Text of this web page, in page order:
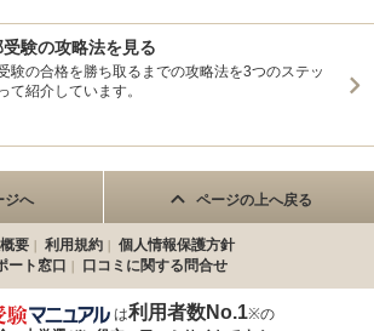
受験の攻略法を見る
験の合格を勝ち取るまでの攻略法を3つのステッ
て紹介しています。
ジへ ページの上へ戻る
要 利用規約
個人情報保護方針
ート窓口
口コミに関する問合せ
は利用者数No.1※の